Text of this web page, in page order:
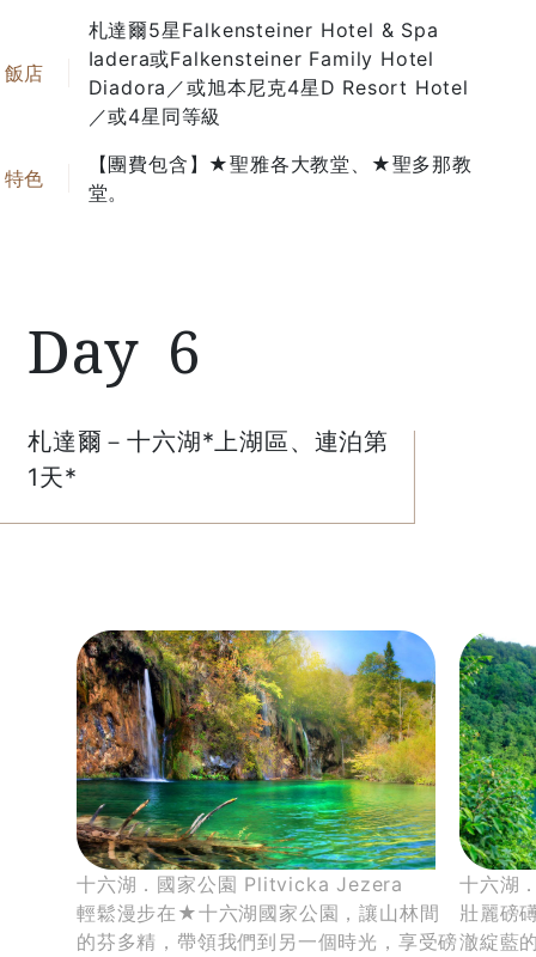
札達爾5星Falkensteiner Hotel & Spa
Iadera或Falkensteiner Family Hotel
Diadora／或旭本尼克4星D Resort Hotel
／或4星同等級
【團費包含】★聖雅各大教堂、★聖多那教
堂。
6
札達爾－十六湖*上湖區、連泊第
1天*
十六湖．國家公園 Plitvicka Jezera
輕鬆漫步在★十六湖國家公園，讓山林間
的芬多精，帶領我們到另一個時光，享受磅
十六湖
壯麗磅
澈綻藍